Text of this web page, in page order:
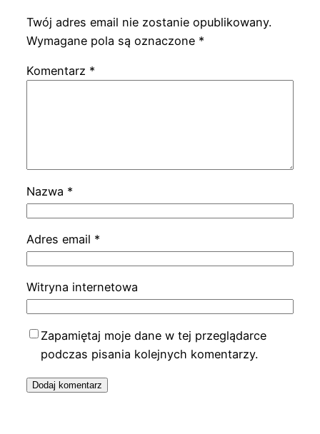
Twój adres email nie zostanie opublikowany.
Wymagane pola są oznaczone *
Komentarz *
Nazwa *
Adres email *
Witryna internetowa
Zapamiętaj moje dane w tej przeglądarce
podczas pisania kolejnych komentarzy.